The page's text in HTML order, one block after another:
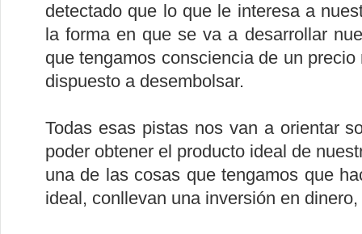
detectado que lo que le interesa a
la forma en que se va a desarrollar
que tengamos consciencia de un
dispuesto a desembolsar.
Todas esas pistas nos van a orientar
poder obtener el producto ideal de
una de las cosas que tengamos que
ideal, conllevan una inversión en